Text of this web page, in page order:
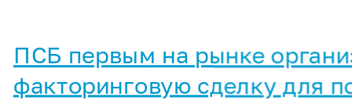
ПСБ первым на рынке
факторинговую сделку для